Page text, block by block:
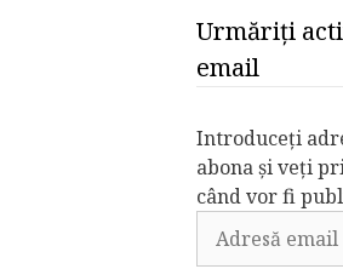
Urmăriți
email
Introduceți
abona și veți
când vor fi
Adresă
email